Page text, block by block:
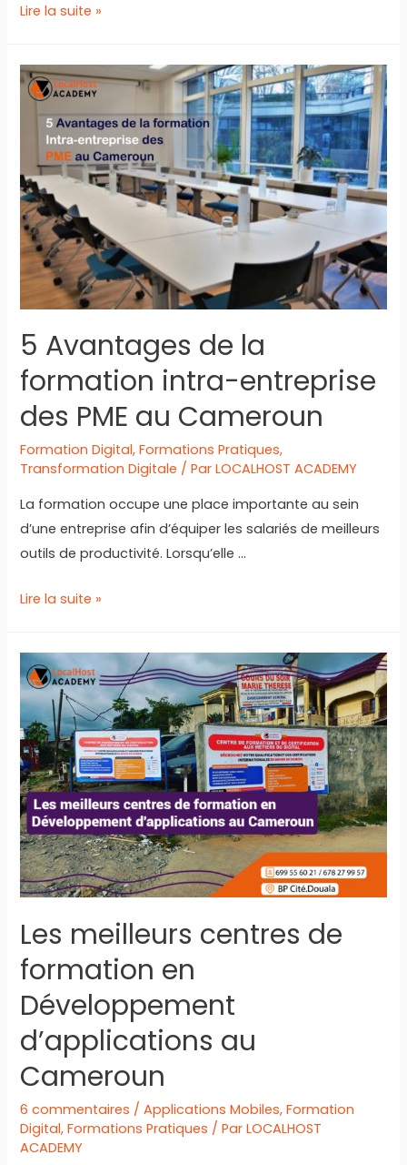
Pourquoi
en
Management
2022
au
Cameroun
?
Lire la suite »
5 Avantages de la
formation intra-entreprise
des PME au Cameroun
Formation Digital,Formations Pratiques,
Transformation Digitale / ParLOCALHOST ACADEMY
La formation occupe une place importante au sein
d’une entreprise afin d’équiper les salariés de meilleurs
outils de productivité. Lorsqu’elle …
5
la
formation
intra-
entreprise
des
PME
au
Cameroun
Lire la suite »
Les meilleurs centres de
formation en
Développement
d’applications au
Cameroun
6 commentaires /Applications Mobiles,Formation
Digital,Formations Pratiques / ParLOCALHOST
ACADEMY